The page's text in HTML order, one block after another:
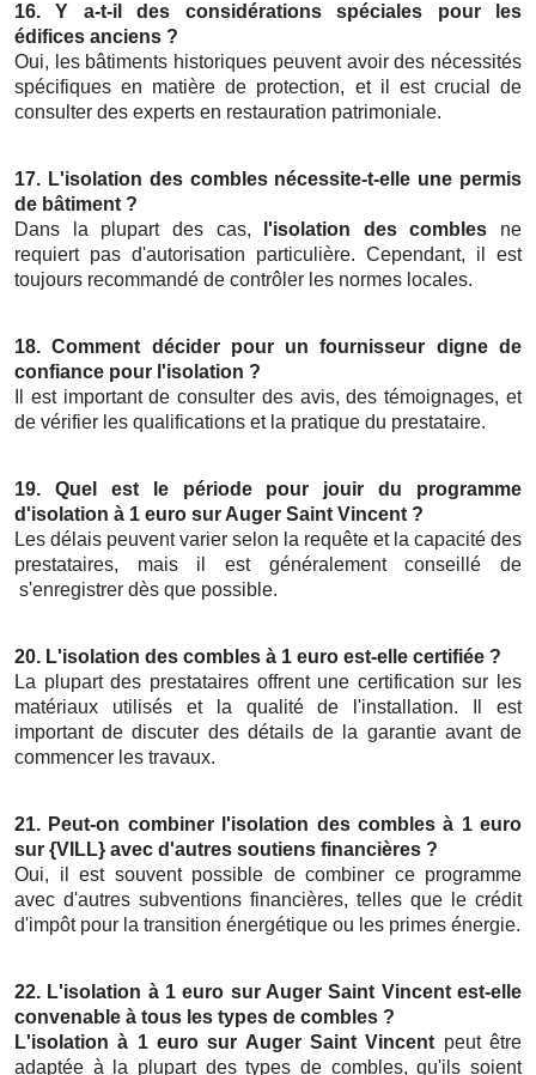
16. Y a-t-il des considérations spéciales pour les
édifices anciens ?
Oui, les bâtiments historiques peuvent avoir des nécessités
spécifiques en matière de protection, et il est crucial de
consulter des experts en restauration patrimoniale.
17. L'isolation des combles nécessite-t-elle une permis
de bâtiment ?
Dans la plupart des cas,
l'isolation des combles ne
requiert pas d'autorisation particulière. Cependant, il est
toujours recommandé de contrôler les normes locales.
18. Comment décider pour un fournisseur digne de
confiance pour l'isolation ?
Il est important de consulter des avis, des témoignages, et
de vérifier les qualifications et la pratique du prestataire.
19. Quel est le période pour jouir du programme
d'isolation à 1 euro sur Auger Saint Vincent ?
Les délais peuvent varier selon la requête et la capacité des
prestataires, mais il est généralement conseillé de
s'enregistrer dès que possible.
20. L'isolation des combles à 1 euro est-elle certifiée ?
La plupart des prestataires offrent une certification sur les
matériaux utilisés et la qualité de l'installation. Il est
important de discuter des détails de la garantie avant de
commencer les travaux.
21. Peut-on combiner l'isolation des combles à 1 euro
sur {VILL} avec d'autres soutiens financières ?
Oui, il est souvent possible de combiner ce programme
avec d'autres subventions financières, telles que le crédit
d'impôt pour la transition énergétique ou les primes énergie.
22. L'isolation à 1 euro sur Auger Saint Vincent est-elle
convenable à tous les types de combles ?
L'isolation à 1 euro sur Auger Saint Vincent peut être
adaptée à la plupart des types de combles, qu'ils soient